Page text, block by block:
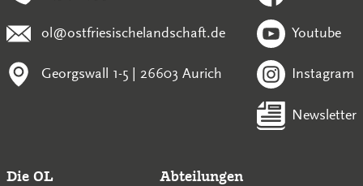
ol@ostfriesischelandschaft.de
Georgswall 1-5 | 26603 Aurich
Youtube
Instagram
Newsletter
Die OL Abteilungen